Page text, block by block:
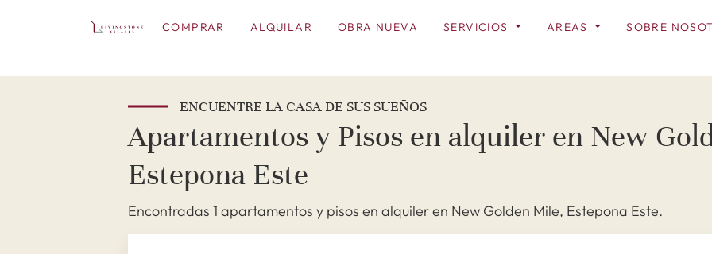
COMPRAR ALQUILAR OBRA NUEVA SERVICIOS AREAS SOBRE
ENCUENTRE LA CASA DE SUS SUEÑOS
Apartamentos y Pisos en alquiler en New
Estepona Este
Encontradas 1 apartamentos y pisos en alquiler en New Golden Mile, Estepona Este.